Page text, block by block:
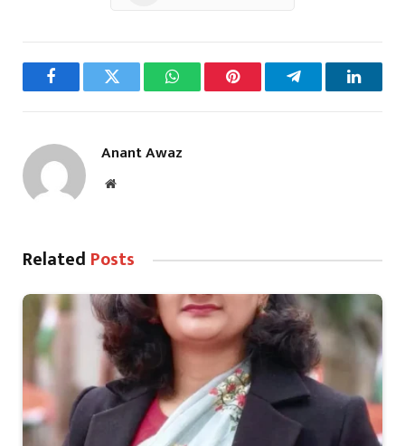
FacebookTwitter WhatsAppPinterest Telegram
Anant Awaz
Website
Related Posts